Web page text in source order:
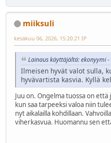
miiksuli
kesäkuu 06, 2026, 15:20:21 IP
Lainaus käyttäjältä: ekonyymi
Ilmeisen hyvät valot sulla,
hyvävartista kasvia. Kyllä
Juu on. Ongelma tuossa on
kun saa tarpeeksi valoa niin
nyt aikalailla kohdillaan.
viherkasvua. Huomannu sen